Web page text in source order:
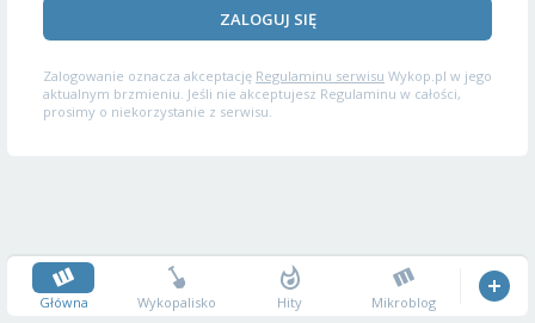
ZALOGUJ SIĘ
Zalogowanie oznacza akceptację Regulaminu serwisu Wykop.pl w jego
aktualnym brzmieniu. Jeśli nie akceptujesz Regulaminu w całości,
prosimy o niekorzystanie z serwisu.
Główna Wykopalisko Hity Mikroblog